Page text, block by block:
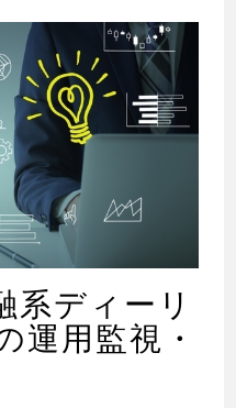
系ディーリ
運用監視・